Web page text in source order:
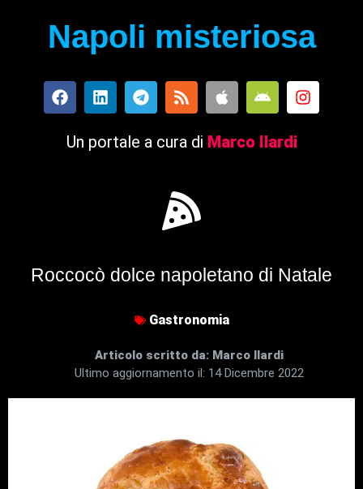
Napoli misteriosa
Un portale a cura di Marco Ilardi
Roccocò dolce napoletano di Natale
Gastronomia
Articolo scritto da: Marco Ilardi
Ultimo aggiornamento il: 14 Dicembre 2022